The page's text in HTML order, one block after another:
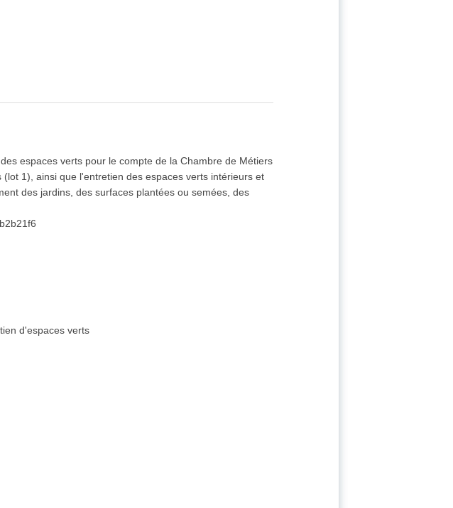
espaces verts pour le compte de la Chambre de Métiers
1), ainsi que l'entretien des espaces verts intérieurs et
des jardins, des surfaces plantées ou semées, des
d'espaces verts